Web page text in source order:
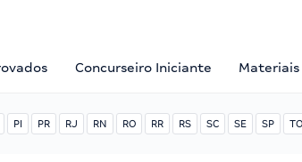
Concurseiro Iniciante
PI PR RJ RN RO RR RS SC SE SP TO